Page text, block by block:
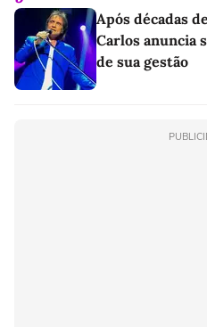
Após décadas
Carlos anuncia
de sua gestão